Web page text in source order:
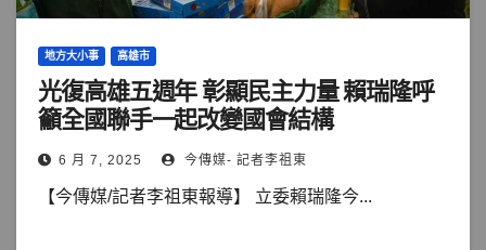
地方大小事 高雄市
光復高雄五週年 彰顯民主力量 賴瑞隆呼
籲全國聯手一起改變國會結構
6 月 7, 2025 今傳媒- 記者李祖東
【今傳媒/記者李祖東報導】 立委賴瑞隆今...